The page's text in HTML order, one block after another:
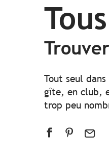
Tout seul
gîte, en club,
trop peu